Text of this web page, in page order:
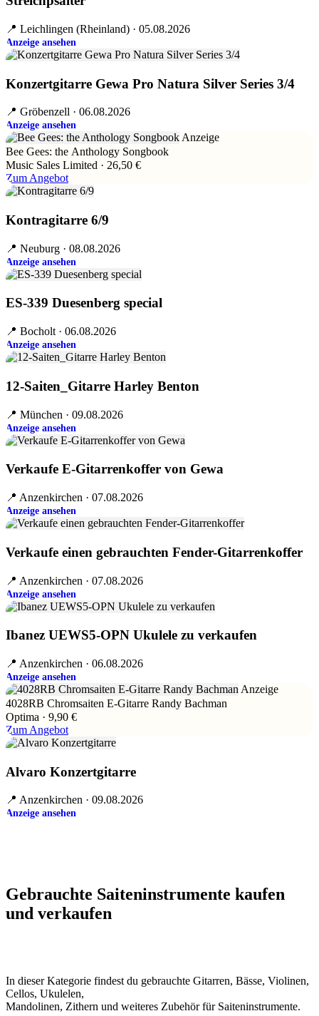
📍 Leichlingen (Rheinland) · 05.08.2026
Anzeige ansehen
Konzertgitarre Gewa Pro Natura Silver Series 3/4
📍 Gröbenzell · 06.08.2026
Anzeige ansehen
Anzeige
Bee Gees: the Anthology Songbook
Music Sales Limited · 26,50 €
Zum Angebot
Kontragitarre 6/9
📍 Neuburg · 08.08.2026
Anzeige ansehen
ES-339 Duesenberg special
📍 Bocholt · 06.08.2026
Anzeige ansehen
12-Saiten_Gitarre Harley Benton
📍 München · 09.08.2026
Anzeige ansehen
Verkaufe E-Gitarrenkoffer von Gewa
📍 Anzenkirchen · 07.08.2026
Anzeige ansehen
Verkaufe einen gebrauchten Fender-Gitarrenkoffer
📍 Anzenkirchen · 07.08.2026
Anzeige ansehen
Ibanez UEWS5-OPN Ukulele zu verkaufen
📍 Anzenkirchen · 06.08.2026
Anzeige ansehen
Anzeige
4028RB Chromsaiten E-Gitarre Randy Bachman
Optima · 9,90 €
Zum Angebot
Alvaro Konzertgitarre
📍 Anzenkirchen · 09.08.2026
Anzeige ansehen
Gebrauchte Saiteninstrumente kaufen
und verkaufen
In dieser Kategorie findest du gebrauchte Gitarren, Bässe, Violinen,
Cellos, Ukulelen,
Mandolinen, Zithern und weiteres Zubehör für Saiteninstrumente.